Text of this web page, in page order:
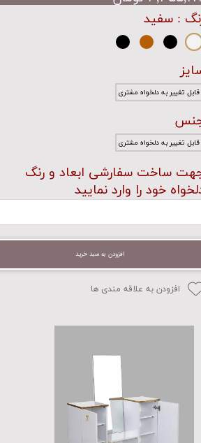
: سفید
قابل تغییر به دلخواه مشتری
قابل تغییر به دلخواه مشتری
ساخت سفارشی ابعاد و رنگ
خود را وارد نمایید
افزودن به سبد خرید
افزودن به علاقه مندی ها